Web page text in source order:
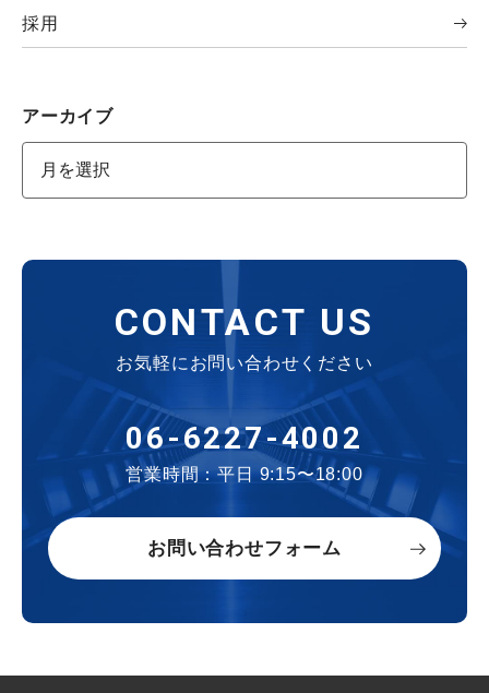
採用
アーカイブ
CONTACT US
お気軽にお問い合わせください
06-6227-4002
営業時間：平日 9:15〜18:00
お問い合わせフォーム